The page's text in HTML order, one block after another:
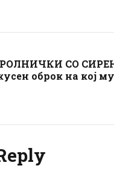
СО
оброк на кој